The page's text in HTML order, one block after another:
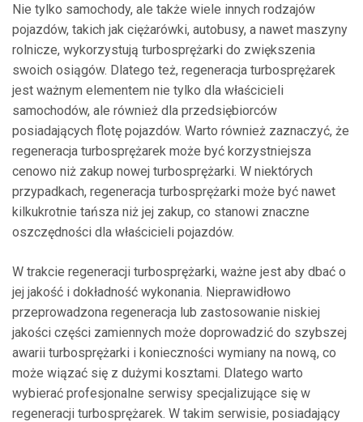
Nie tylko samochody, ale także wiele innych rodzajów
pojazdów, takich jak ciężarówki, autobusy, a nawet maszyny
rolnicze, wykorzystują turbosprężarki do zwiększenia
swoich osiągów. Dlatego też, regeneracja turbosprężarek
jest ważnym elementem nie tylko dla właścicieli
samochodów, ale również dla przedsiębiorców
posiadających flotę pojazdów. Warto również zaznaczyć, że
regeneracja turbosprężarek może być korzystniejsza
cenowo niż zakup nowej turbosprężarki. W niektórych
przypadkach, regeneracja turbosprężarki może być nawet
kilkukrotnie tańsza niż jej zakup, co stanowi znaczne
oszczędności dla właścicieli pojazdów.
W trakcie regeneracji turbosprężarki, ważne jest aby dbać o
jej jakość i dokładność wykonania. Nieprawidłowo
przeprowadzona regeneracja lub zastosowanie niskiej
jakości części zamiennych może doprowadzić do szybszej
awarii turbosprężarki i konieczności wymiany na nową, co
może wiązać się z dużymi kosztami. Dlatego warto
wybierać profesjonalne serwisy specjalizujące się w
regeneracji turbosprężarek. W takim serwisie, posiadający